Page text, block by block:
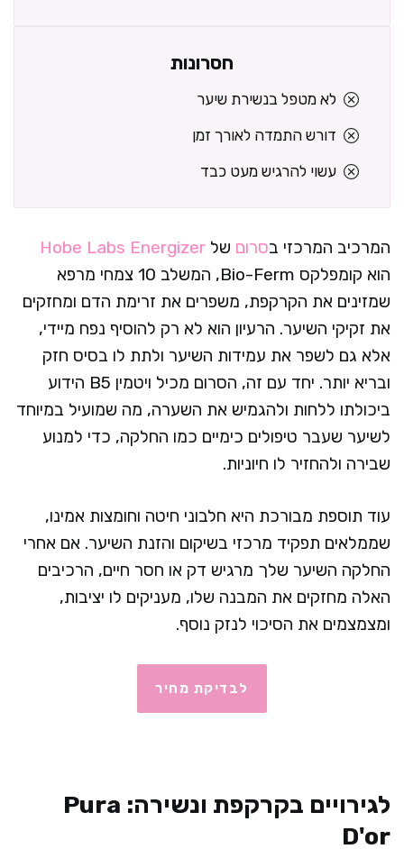
חסרונות
לא מטפל בנשירת שיער
דורש התמדה לאורך זמן
עשוי להרגיש מעט כבד
המרכיב המרכזי בסרום של Hobe Labs Energizer
הוא קומפלקס Bio-Ferm, המשלב 10 צמחי מרפא
שמזינים את הקרקפת, משפרים את זרימת הדם ומחזקים
את זקיקי השיער. הרעיון הוא לא רק להוסיף נפח מיידי,
אלא גם לשפר את עמידות השיער ולתת לו בסיס חזק
ובריא יותר. יחד עם זה, הסרום מכיל ויטמין B5 הידוע
ביכולתו ללחות ולהגמיש את השערה, מה שמועיל במיוחד
לשיער שעבר טיפולים כימיים כמו החלקה, כדי למנוע
שבירה ולהחזיר לו חיוניות.
עוד תוספת מבורכת היא חלבוני חיטה וחומצות אמינו,
שממלאים תפקיד מרכזי בשיקום והזנת השיער. אם אחרי
החלקה השיער שלך מרגיש דק או חסר חיים, הרכיבים
האלה מחזקים את המבנה שלו, מעניקים לו יציבות,
ומצמצמים את הסיכוי לנזק נוסף.
לבדיקת מחיר
לגירויים בקרקפת ונשירה: Pura
D'or